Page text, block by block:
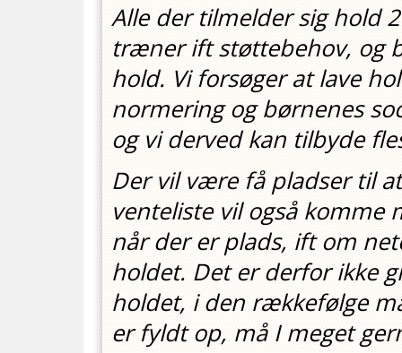
Alle der tilmelder sig hold
træner ift støttebehov, og
hold. Vi forsøger at lave
normering og børnenes
og vi derved kan tilbyde
Der vil være få pladser til
venteliste vil også komme
når der er plads, ift om
holdet. Det er derfor ikke
holdet, i den rækkefølge
er fyldt op, må I meget